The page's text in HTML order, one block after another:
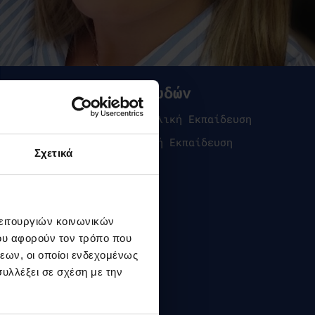
Σχετικά
κοινωνικών
αφορούν τον τρόπο που
οι οποίοι ενδεχομένως
σε σχέση με την
Προγράμματα Σπουδών
BSc (Hons) στην Προσχολική Εκπαίδευση
BSc (Hons) στη Δημοτική Εκπαίδευση